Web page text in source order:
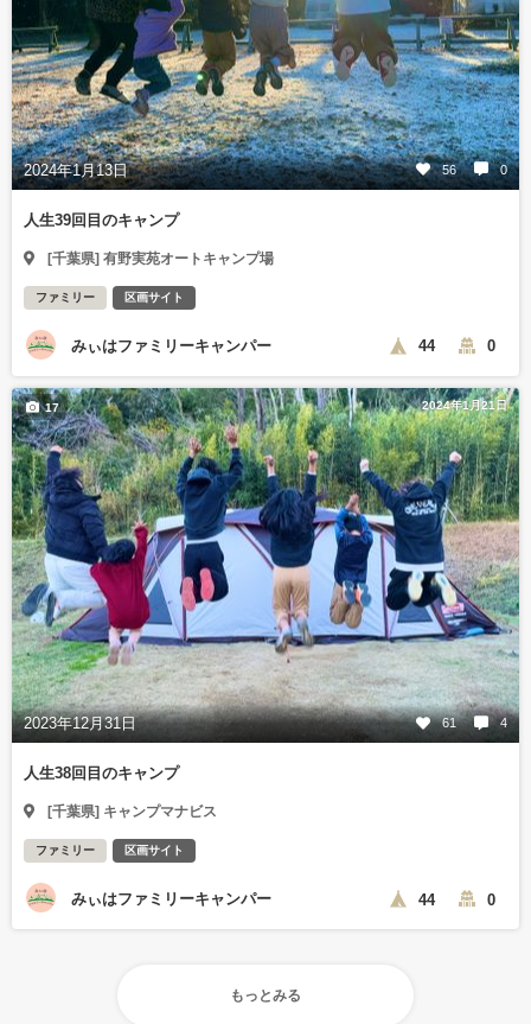
2024年1月13日 56 0
人生39回目のキャンプ
[千葉県] 有野実苑オートキャンプ場
ファミリー 区画サイト
みぃはファミリーキャンパー 44 0
2024年1月21日
2023年12月31日 61 4
17
人生38回目のキャンプ
[千葉県] キャンプマナビス
ファミリー 区画サイト
みぃはファミリーキャンパー 44 0
もっとみる